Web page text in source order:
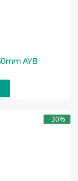
AYB
-30%